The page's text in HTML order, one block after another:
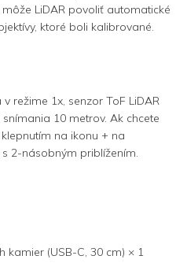
LiDAR povoliť automatické
ktoré boli kalibrované.
režime 1x, senzor ToF LiDAR
10 metrov. Ak chcete
na ikonu + na
2-násobným priblížením.
kamier (USB-C, 30 cm) × 1